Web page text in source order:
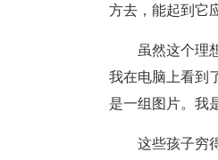
方去，能起到它
虽然这个理
我在电脑上看到
是一组图片。我
这些孩子穷